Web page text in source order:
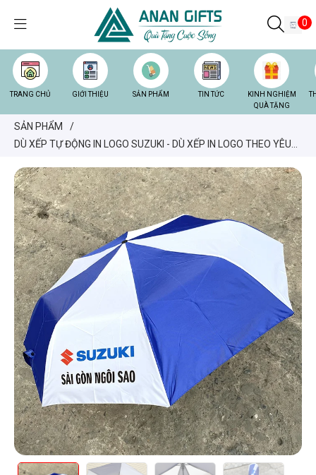
0
TRANG CHỦ GIỚI THIỆU SẢN PHẨM TIN TỨC
KINH NGHIỆM
QUÀ TẶNG
SẢN PHẨM
/
DÙ XẾP TỰ ĐỘNG IN LOGO SUZUKI - DÙ XẾP IN LOGO THEO YÊU